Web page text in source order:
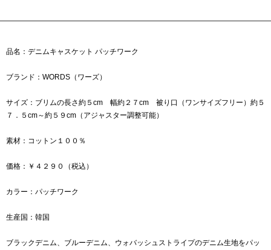
品名：デニムキャスケット パッチワーク
ブランド：WORDS（ワーズ）
サイズ：ブリムの長さ約５cm 幅約２７cm 被り口（ワンサイズフリー）約５
７．５cm～約５９cm（アジャスター調整可能）
素材：コットン１００％
価格：￥４２９０（税込）
カラー：パッチワーク
生産国：韓国
ブラックデニム、ブルーデニム、ウォバッシュストライプのデニム生地をパッ